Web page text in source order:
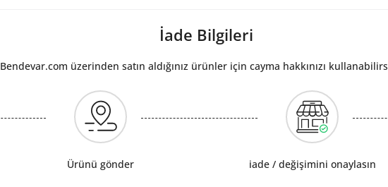
İade Bilgileri
Bendevar.com üzerinden satın aldığınız ürünler için cayma hakkınızı
Ürünü gönder iade / değişimini onaylasın